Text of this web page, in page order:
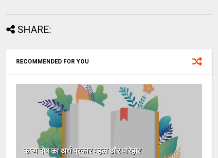
SHARE:
RECOMMENDED FOR YOU
काव्य दोष का अर्थ प्रकार महत्व और परिहार